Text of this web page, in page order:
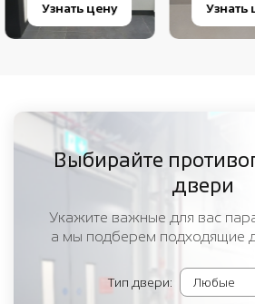
Узнать цену Узнать
Выбирайте
двери
Укажите важные для вас
а мы подберем подходящие
Тип двери: